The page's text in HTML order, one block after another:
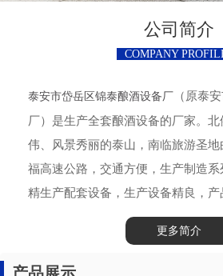
公司简介
COMPANY
泰安市岱岳区锦泰酿酒设备厂 （原泰
厂）是生产全套酿酒设备的厂家。
伟、风景秀丽的泰山，南临旅游圣
福高速公路，交通方便，生产制造
精生产配套设备，生产设备精良，产
更多简介